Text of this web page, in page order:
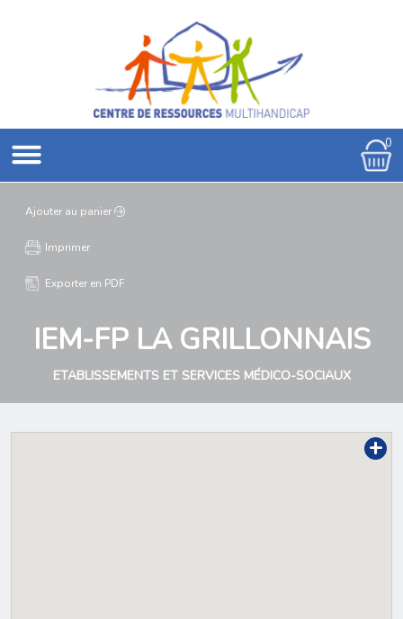
0
Ajouter au panier
Imprimer
Exporter en PDF
IEM-FP LA GRILLONNAIS
ETABLISSEMENTS ET SERVICES MÉDICO-SOCIAUX
+